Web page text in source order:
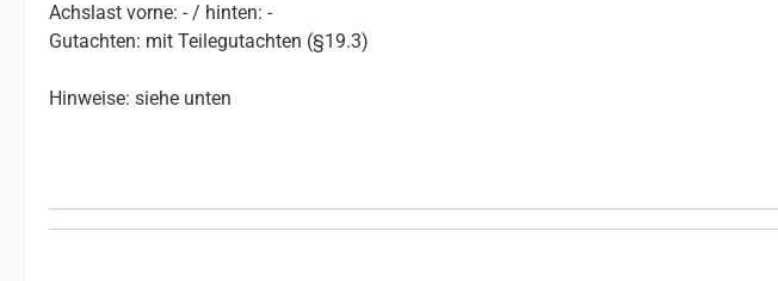
Achslast vorne: - / hinten: -
Gutachten: mit Teilegutachten (§19.3)
Hinweise: siehe unten